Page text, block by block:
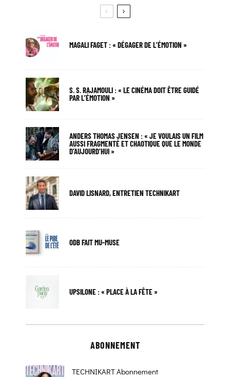
MAGALI FAGET : « DÉGAGER DE L’ÉMOTION »
S. S. RAJAMOULI : « LE CINÉMA DOIT ÊTRE GUIDÉ
PAR L’ÉMOTION »
ANDERS THOMAS JENSEN : « JE VOULAIS UN FILM
AUSSI FRAGMENTÉ ET CHAOTIQUE QUE LE MONDE
D’AUJOURD’HUI »
DAVID LISNARD, ENTRETIEN TECHNIKART
ODB FAIT MU-MUSE
UPSILONE : « PLACE À LA FÊTE »
ABONNEMENT
TECHNIKART Abonnement